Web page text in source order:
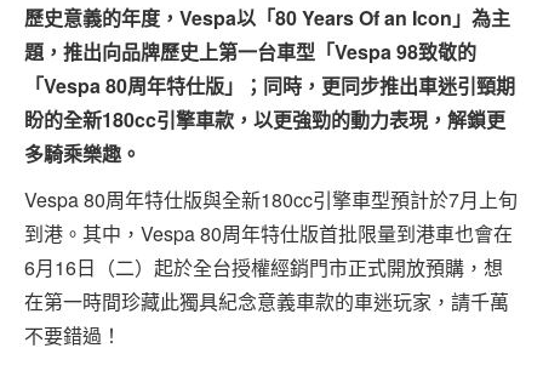
歷史意義的年度，Vespa以「80 Years Of an Icon」為主
題，推出向品牌歷史上第一台車型「Vespa 98致敬的
「Vespa 80周年特仕版」；同時，更同步推出車迷引頸期
盼的全新180cc引擎車款，以更強勁的動力表現，解鎖更
多騎乘樂趣。
Vespa 80周年特仕版與全新180cc引擎車型預計於7月上旬
到港。其中，Vespa 80周年特仕版首批限量到港車也會在
6月16日（二）起於全台授權經銷門市正式開放預購，想
在第一時間珍藏此獨具紀念意義車款的車迷玩家，請千萬
不要錯過！